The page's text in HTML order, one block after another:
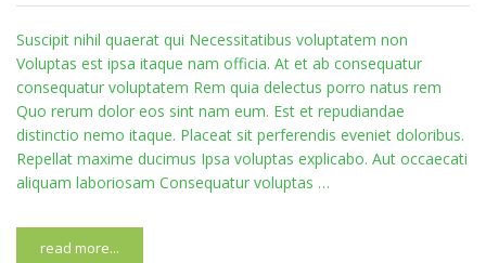
Suscipit nihil quaerat qui Necessitatibus voluptatem non
Voluptas est ipsa itaque nam officia. At et ab consequatur
consequatur voluptatem Rem quia delectus porro natus rem
Quo rerum dolor eos sint nam eum. Est et repudiandae
distinctio nemo itaque. Placeat sit perferendis eveniet doloribus.
Repellat maxime ducimus Ipsa voluptas explicabo. Aut occaecati
aliquam laboriosam Consequatur voluptas …
read more...